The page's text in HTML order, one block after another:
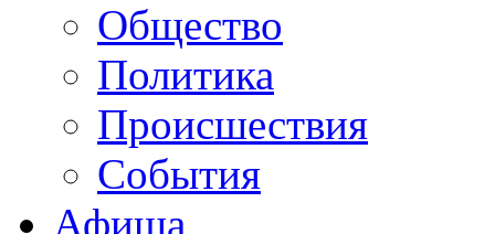
Общество
Политика
Происшествия
События
Афиша